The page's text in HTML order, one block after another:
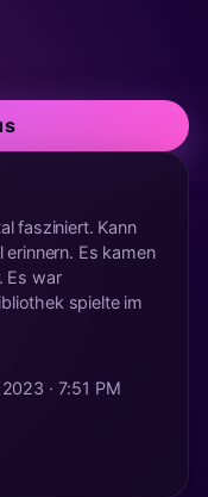
fasziniert. Kann
Es kamen
Es war
spielte im
· 7:51 PM